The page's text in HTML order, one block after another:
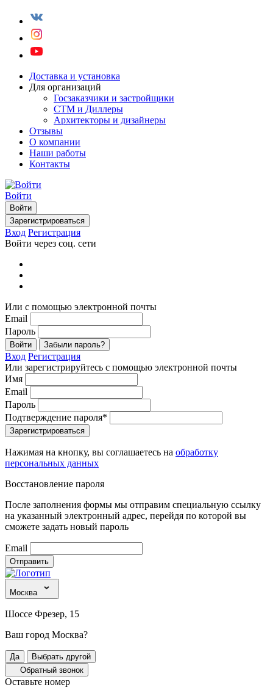
Доставка и установка
Для организаций
Госзаказчики и застройщики
СТМ и Диллеры
Архитекторы и дизайнеры
Отзывы
О компании
Наши работы
Контакты
Войти
Войти
Зарегистрироваться
Вход Регистрация
Войти через соц. сети
Или с помощью электронной почты
Email
Пароль
Войти Забыли пароль?
Вход Регистрация
Или зарегистрируйтесь с помощью электронной почты
Имя
Email
Пароль
Подтверждение пароля*
Зарегистрироваться
Нажимая на кнопку, вы соглашаетесь на обработку
персональных данных
Восстановление пароля
После заполнения формы мы отправим специальную ссылку
на указанный электронный адрес, перейдя по которой вы
сможете задать новый пароль
Email
Отправить
Москва
Шоссе Фрезер, 15
Ваш город Москва?
Да
Выбрать другой
Обратный звонок
Оставьте номер